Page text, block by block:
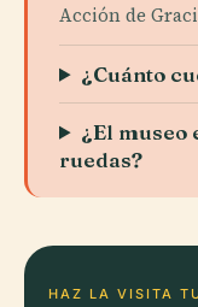
Acción de
¿Cuánto
¿El museo
ruedas?
HAZ LA VISITA